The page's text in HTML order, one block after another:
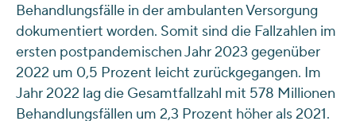
Behandlungsfälle in der ambulanten Versorgung
dokumentiert worden. Somit sind die Fallzahlen im
ersten postpandemischen Jahr 2023 gegenüber
2022 um 0,5 Prozent leicht zurückgegangen. Im
Jahr 2022 lag die Gesamtfallzahl mit 578 Millionen
Behandlungsfällen um 2,3 Prozent höher als 2021.